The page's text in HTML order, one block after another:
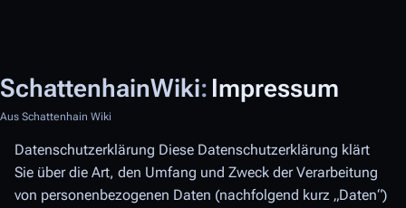
SchattenhainWiki: Impressum
Aus Schattenhain Wiki
Datenschutzerklärung Diese Datenschutzerklärung klärt
Sie über die Art, den Umfang und Zweck der Verarbeitung
von personenbezogenen Daten (nachfolgend kurz „Daten“)